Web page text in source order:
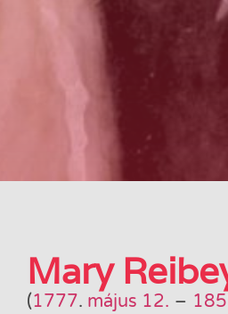
Mary
(1777. május 12. –